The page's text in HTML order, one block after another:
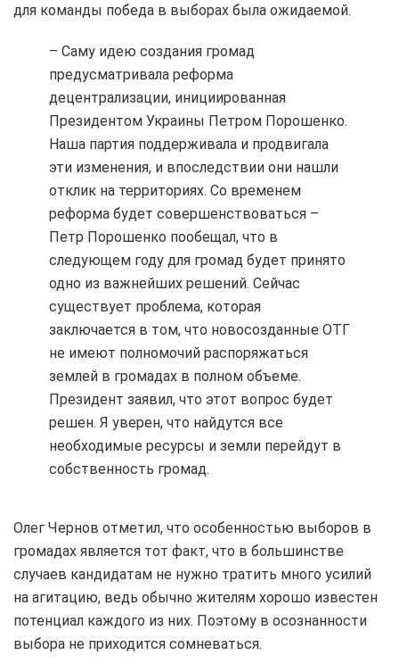
для команды победа в выборах была ожидаемой.
– Саму идею создания громад
предусматривала реформа
децентрализации, инициированная
Президентом Украины Петром Порошенко.
Наша партия поддерживала и продвигала
эти изменения, и впоследствии они нашли
отклик на территориях. Со временем
реформа будет совершенствоваться –
Петр Порошенко пообещал, что в
следующем году для громад будет принято
одно из важнейших решений. Сейчас
существует проблема, которая
заключается в том, что новосозданные ОТГ
не имеют полномочий распоряжаться
землей в громадах в полном объеме.
Президент заявил, что этот вопрос будет
решен. Я уверен, что найдутся все
необходимые ресурсы и земли перейдут в
собственность громад.
Олег Чернов отметил, что особенностью выборов в
громадах является тот факт, что в большинстве
случаев кандидатам не нужно тратить много усилий
на агитацию, ведь обычно жителям хорошо известен
потенциал каждого из них. Поэтому в осознанности
выбора не приходится сомневаться.